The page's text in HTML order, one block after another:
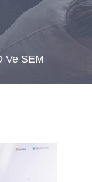
Ve SEM